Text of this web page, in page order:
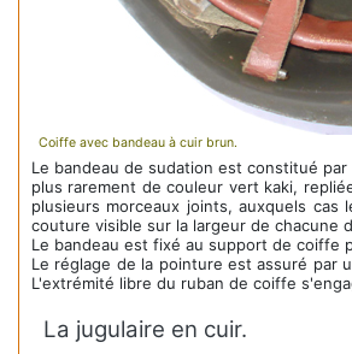
Coiffe avec bandeau à cuir brun.
Le bandeau de sudation est constitué
plus rarement de couleur vert kaki,
plusieurs morceaux joints, auxquels
couture visible sur la largeur de chacune
Le bandeau est fixé au support de coiffe
Le réglage de la pointure est assuré par
L'extrémité libre du ruban de coiffe
La jugulaire en cuir.